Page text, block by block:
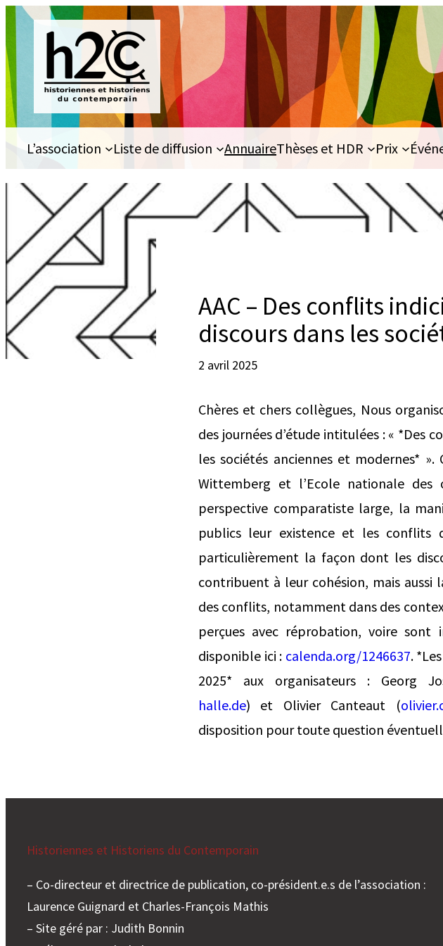
Aller
au
contenu
L’association Liste de diffusion AnnuaireThèses et HDR Prix
AAC – Des conflits
discours dans les
2 avril 2025
Chères et chers collègues, Nous
des journées d’étude intitulées : « *Des
les sociétés anciennes et modernes*
Wittemberg et l’Ecole nationale des
perspective comparatiste large, la
publics leur existence et les conflits
particulièrement la façon dont les
contribuent à leur cohésion, mais
des conflits, notamment dans des
perçues avec réprobation, voire sont
disponible ici : calenda.org/1246637.
2025* aux organisateurs : Georg
halle.de) et Olivier Canteaut (
disposition pour toute question
Historiennes et Historiens du Contemporain
– Co-directeur et directrice de publication, co-président.e.s de l’association :
Laurence Guignard et Charles-François Mathis
– Site géré par : Judith Bonnin